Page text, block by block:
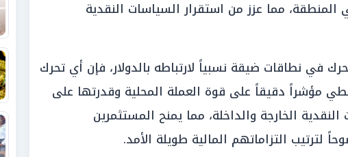
المنطقة، مما عزز من استقرار السياسات النقدية
في نطاقات ضيقة نسبياً لارتباطه بالدولار، فإن أي تحرك
مؤشراً دقيقاً على قوة العملة المحلية وقدرتها على
الخارجة والداخلة، مما يمنح المستثمرين
لترتيب التزاماتهم المالية طويلة الأمد.